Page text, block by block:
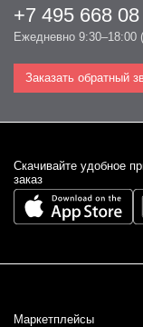
+7 495 668
Ежедневно 9:30–18:00
Заказать обратный
Cкачивайте удобное
заказ
Маркетплейсы